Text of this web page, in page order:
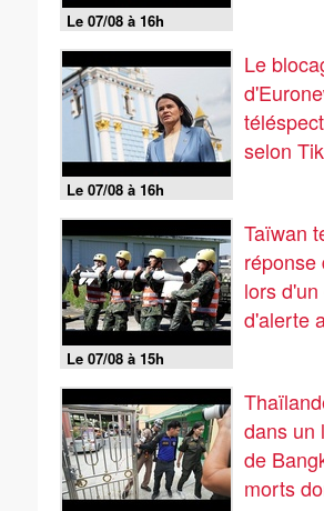
Le 07/08 à 16h
Le 07/08 à 16h
Le
selon
Le 07/08 à 15h
Taïwan
réponse
lors
d'alerte
dans un
de
morts